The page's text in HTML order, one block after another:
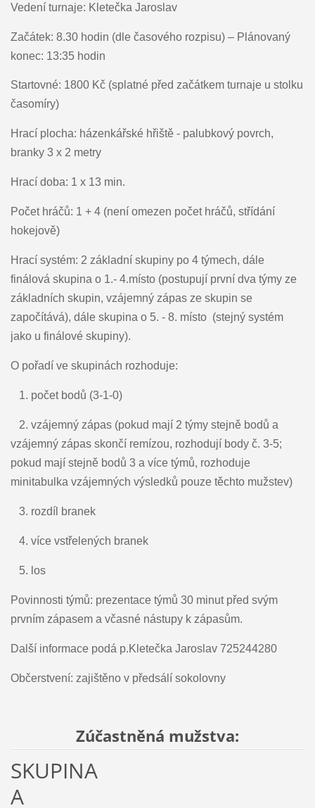
Vedení turnaje: Kletečka Jaroslav
Začátek: 8.30 hodin (dle časového rozpisu) – Plánovaný
konec: 13:35 hodin
Startovné: 1800 Kč (splatné před začátkem turnaje u stolku
časomíry)
Hrací plocha: házenkářské hřiště - palubkový povrch,
branky 3 x 2 metry
Hrací doba: 1 x 13 min.
Počet hráčů: 1 + 4 (není omezen počet hráčů, střídání
hokejově)
Hrací systém: 2 základní skupiny po 4 týmech, dále
finálová skupina o 1.- 4.místo (postupují první dva týmy ze
základních skupin, vzájemný zápas ze skupin se
započítává), dále skupina o 5. - 8. místo (stejný systém
jako u finálové skupiny).
O pořadí ve skupinách rozhoduje:
1. počet bodů (3-1-0)
2. vzájemný zápas (pokud mají 2 týmy stejně bodů a
vzájemný zápas skončí remízou, rozhodují body č. 3-5;
pokud mají stejně bodů 3 a více týmů, rozhoduje
minitabulka vzájemných výsledků pouze těchto mužstev)
3. rozdíl branek
4. více vstřelených branek
5. los
Povinnosti týmů: prezentace týmů 30 minut před svým
prvním zápasem a včasné nástupy k zápasům.
Další informace podá p.Kletečka Jaroslav 725244280
Občerstvení: zajištěno v předsálí sokolovny
Zúčastněná mužstva:
SKUPINA
A